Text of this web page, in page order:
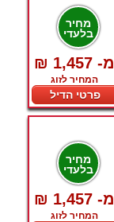
מחיר
בלעדי
₪ 1,457 -מ
המחיר לזוג
פרטי הדיל
מחיר
בלעדי
₪ 1,457 -מ
המחיר לזוג